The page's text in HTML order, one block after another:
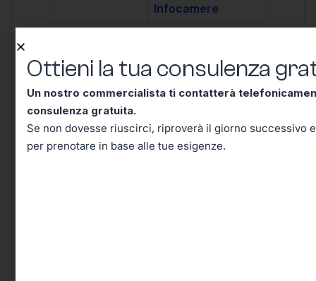
Infocamere
Conclusione – Tutto Quello
Che Dovevi Sapere Sul Codice
Ottieni la tua consulenza
Un nostro commercialista ti contatterà
consulenza gratuita.
Se non dovesse riuscirci, riproverà il giorno successivo
per prenotare in base alle tue esigenze.